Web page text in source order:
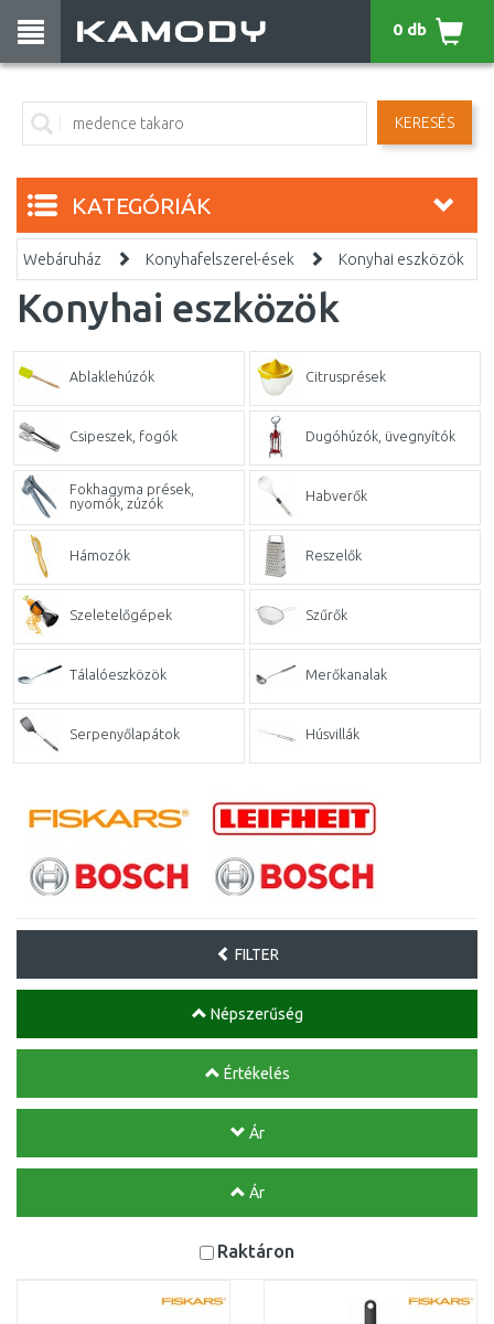
KERESÉS
0 db
KATEGÓRIÁK
Webáruház Konyhafelszerel-ések Konyhai eszközök
Konyhai eszközök
Ablaklehúzók Citrusprések
Csipeszek, fogók Dugóhúzók, üvegnyítók
Fokhagyma prések,
nyomók, zúzók
Habverők
Hámozók Reszelők
Szeletelőgépek Szűrők
Tálalóeszközök Merőkanalak
Serpenyőlapátok Húsvillák
FILTER
Népszerűség
Értékelés
Ár
Ár
Raktáron